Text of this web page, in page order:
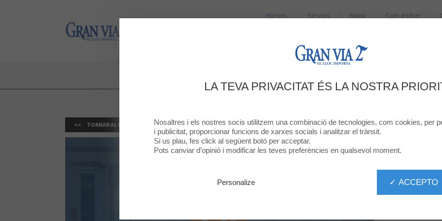
Gran Via 2
Horaris Serveis Mapa Com arribar
10% DE RÉDUCTION NON CUMULABLE
D'AUTRES OFFRES
TORNAR AL LLISTAT
LA TEVA PRIVACITAT ÉS LA NOSTRA
Nosaltres i els nostres socis utilitzem una combinació de tecnologies, com cookies, per
i publicitat, proporcionar funcions de xarxes socials i analitzar el trànsit.
Si us plau, fes click al següent botó per acceptar.
Pots canviar d’opinió i modificar les teves preferències en qualsevol moment.
✓ ACCEPTO
Personalize